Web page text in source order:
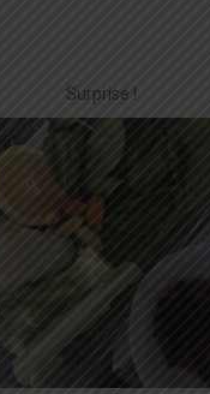
Surprise !